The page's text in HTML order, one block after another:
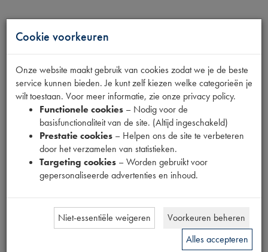
MOER BEVESTIGING
STARTMOTOR
Productnummer
6460005
Prijs
1,55 (€ 1,28 excl. btw)
Bestel
Cookie voorkeuren
Onze website maakt gebruik van cookies zodat we je de beste
service kunnen bieden. Je kunt zelf kiezen welke categorieën je
wilt toestaan. Voor meer informatie, zie onze privacy policy.
Functionele cookies – Nodig voor de
basisfunctionaliteit van de site. (Altijd ingeschakeld)
Prestatie cookies – Helpen ons de site te verbeteren
door het verzamelen van statistieken.
Targeting cookies – Worden gebruikt voor
gepersonaliseerde advertenties en inhoud.
Niet-essentiële weigeren
Voorkeuren beheren
Alles accepteren